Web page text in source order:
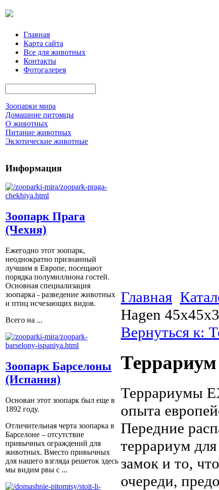
Главная
Карта сайта
Все для животных
Контакты
Фотогалерея
Зоопарки мира
Домашние питомцы
О животных
Питание животных
Экзотические животные
Информация
Зоопарк Прага
(Чехия)
Ежегодно этот зоопарк,
неоднократно признанный
лучшим в Европе, посещают
порядка полумиллиона гостей.
Основная специализация
зоопарка - разведение животных
и птиц исчезающих видов.
Всего на ...
Зоопарк Барселоны
(Испания)
Основан этот зоопарк был еще в
1892 году.
Отличительная черта зоопарка в
Барселоне – отсутствие
привычных ограждений для
животных. Вместо привычных
для нашего взгляда решеток здесь
мы видим рвы с ...
Главная
Hagen
Вернуться к:
Террариумы
опыта
Передние
террариум
замок и то,
очереди,